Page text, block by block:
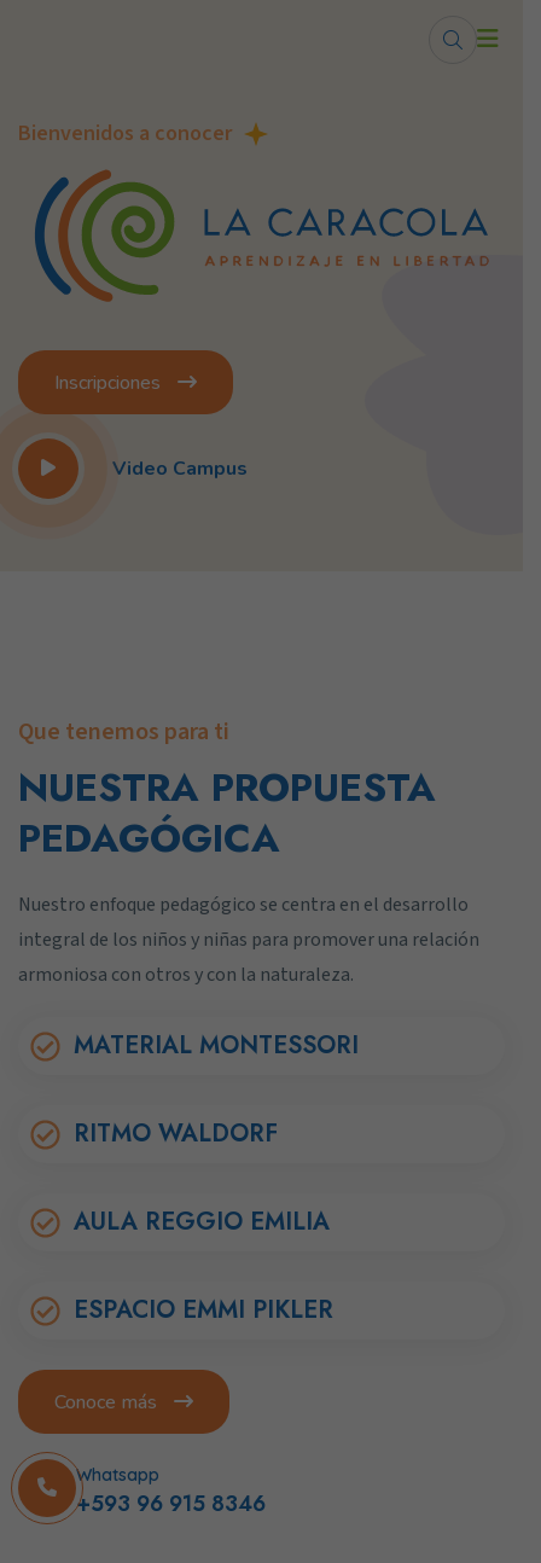
Centro de
Bienvenidos a conocer
Inscripciones
Video Campus
Que tenemos para ti
NUESTRA PROPUESTA
PEDAGÓGICA
Nuestro enfoque pedagógico se centra en el desarrollo
integral de los niños y niñas para promover una relación
armoniosa con otros y con la naturaleza.
MATERIAL MONTESSORI
RITMO WALDORF
AULA REGGIO EMILIA
ESPACIO EMMI PIKLER
Conoce más
Whatsapp
+593 96 915 8346